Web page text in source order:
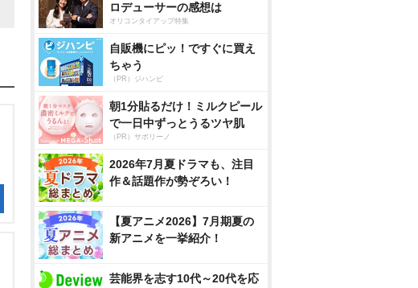
ロデューサーの感想は
オリコンタイアップ特集
自販機にピッ！ですぐに買え
ちゃう
（PR）ジハンピ
朝1分貼るだけ！ミルクピール
で一日中ずっとうるツヤ肌
（PR）サボリーノ
2026年7月夏ドラマも、注目
作＆話題作が勢ぞろい！
【夏アニメ2026】7月期夏の
新アニメを一挙紹介！
芸能界を志す10代～20代を応